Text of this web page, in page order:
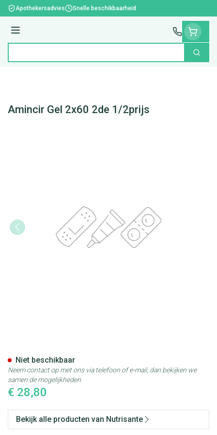
Ga naar de inhoud
Apothekersadvies Snelle beschikbaarheid
Menu
Zoek
Amincir Gel 2x60 2de 1/2prijs
€ 28,80
Niet beschikbaar
Neem contact op met ons via telefoon of e-mail, dan bekijken we
samen de mogelijkheden.
Bekijk alle producten van Nutrisante